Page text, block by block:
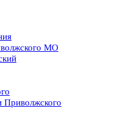
МО
Приволжского